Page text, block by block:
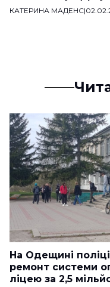
КАТЕРИНА МАДЕНС|
На Одещині
ремонт системи
ліцею за 2,5